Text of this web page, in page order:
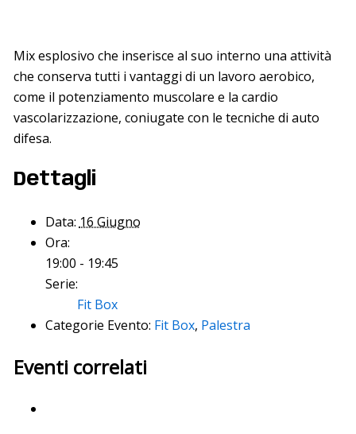
Mix esplosivo che inserisce al suo interno una attività
che conserva tutti i vantaggi di un lavoro aerobico,
come il potenziamento muscolare e la cardio
vascolarizzazione, coniugate con le tecniche di auto
difesa.
Dettagli
Data: 16 Giugno
Ora:
19:00 - 19:45
Serie:
Fit Box
Categorie Evento: Fit Box, Palestra
Eventi correlati